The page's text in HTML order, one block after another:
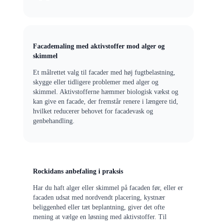
Facademaling med aktivstoffer mod alger og
skimmel
Et målrettet valg til facader med høj fugtbelastning,
skygge eller tidligere problemer med alger og
skimmel. Aktivstofferne hæmmer biologisk vækst og
kan give en facade, der fremstår renere i længere tid,
hvilket reducerer behovet for facadevask og
genbehandling.
Rockidans anbefaling i praksis
Har du haft alger eller skimmel på facaden før, eller er
facaden udsat med nordvendt placering, kystnær
beliggenhed eller tæt beplantning, giver det ofte
mening at vælge en løsning med aktivstoffer. Til